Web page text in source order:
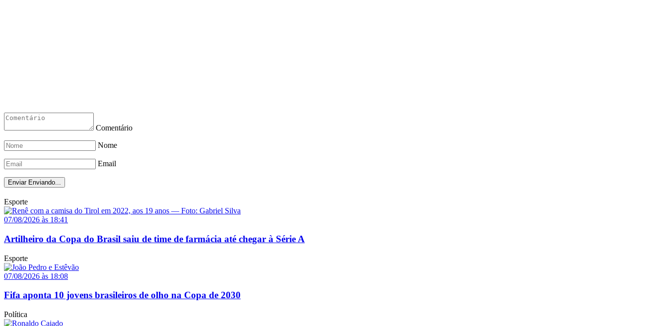
Comentário
Nome
Email
Enviar Enviando...
Esporte
07/08/2026 às 18:41
Artilheiro da Copa do Brasil saiu de time de farmácia até chegar à Série A
Esporte
07/08/2026 às 18:08
Fifa aponta 10 jovens brasileiros de olho na Copa de 2030
Política